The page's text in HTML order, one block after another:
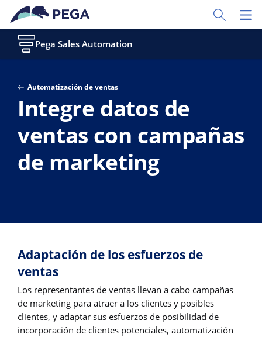
Ir al contenido principal
Toggle
Pega Sales Automation
Automatización de ventas
Integre datos de
ventas con campañas
de marketing
Adaptación de los esfuerzos de
ventas
Los representantes de ventas llevan a cabo campañas
de marketing para atraer a los clientes y posibles
clientes, y adaptar sus esfuerzos de posibilidad de
incorporación de clientes potenciales, automatización